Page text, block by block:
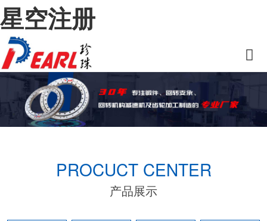
星空注册
PROCUCT CENTER
产品展示